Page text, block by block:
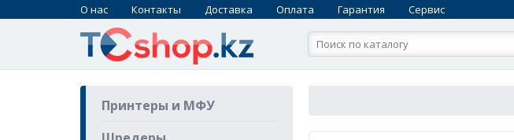
О нас Контакты Доставка Оплата Гарантия Сервис
Принтеры и МФУ